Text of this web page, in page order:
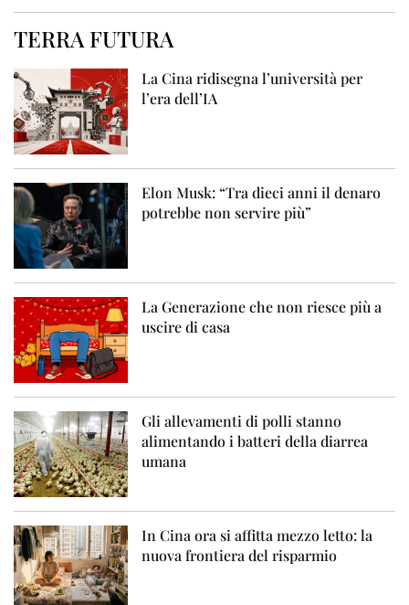
TERRA FUTURA
La Cina ridisegna l’università per
l’era dell’IA
Elon Musk: “Tra dieci anni il denaro
potrebbe non servire più”
La Generazione che non riesce più a
uscire di casa
Gli allevamenti di polli stanno
alimentando i batteri della diarrea
umana
In Cina ora si affitta mezzo letto: la
nuova frontiera del risparmio